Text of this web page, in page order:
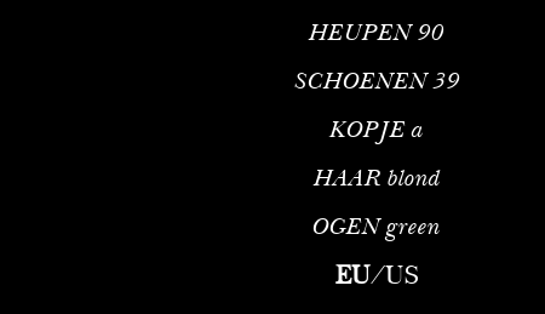
HEUPEN 90
SCHOENEN 39
KOPJE a
HAAR blond
OGEN green
EU/US
Mathilde Houe – Deens ModemodelScandinavische